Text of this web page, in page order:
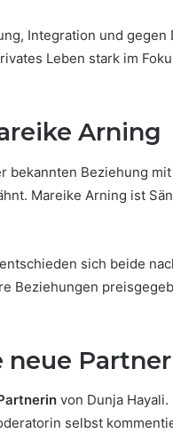
Integration und
Leben stark im
Arning
bekannten Beziehung
Mareike Arning ist
sich beide
Beziehungen
neue
von Dunja
selbst